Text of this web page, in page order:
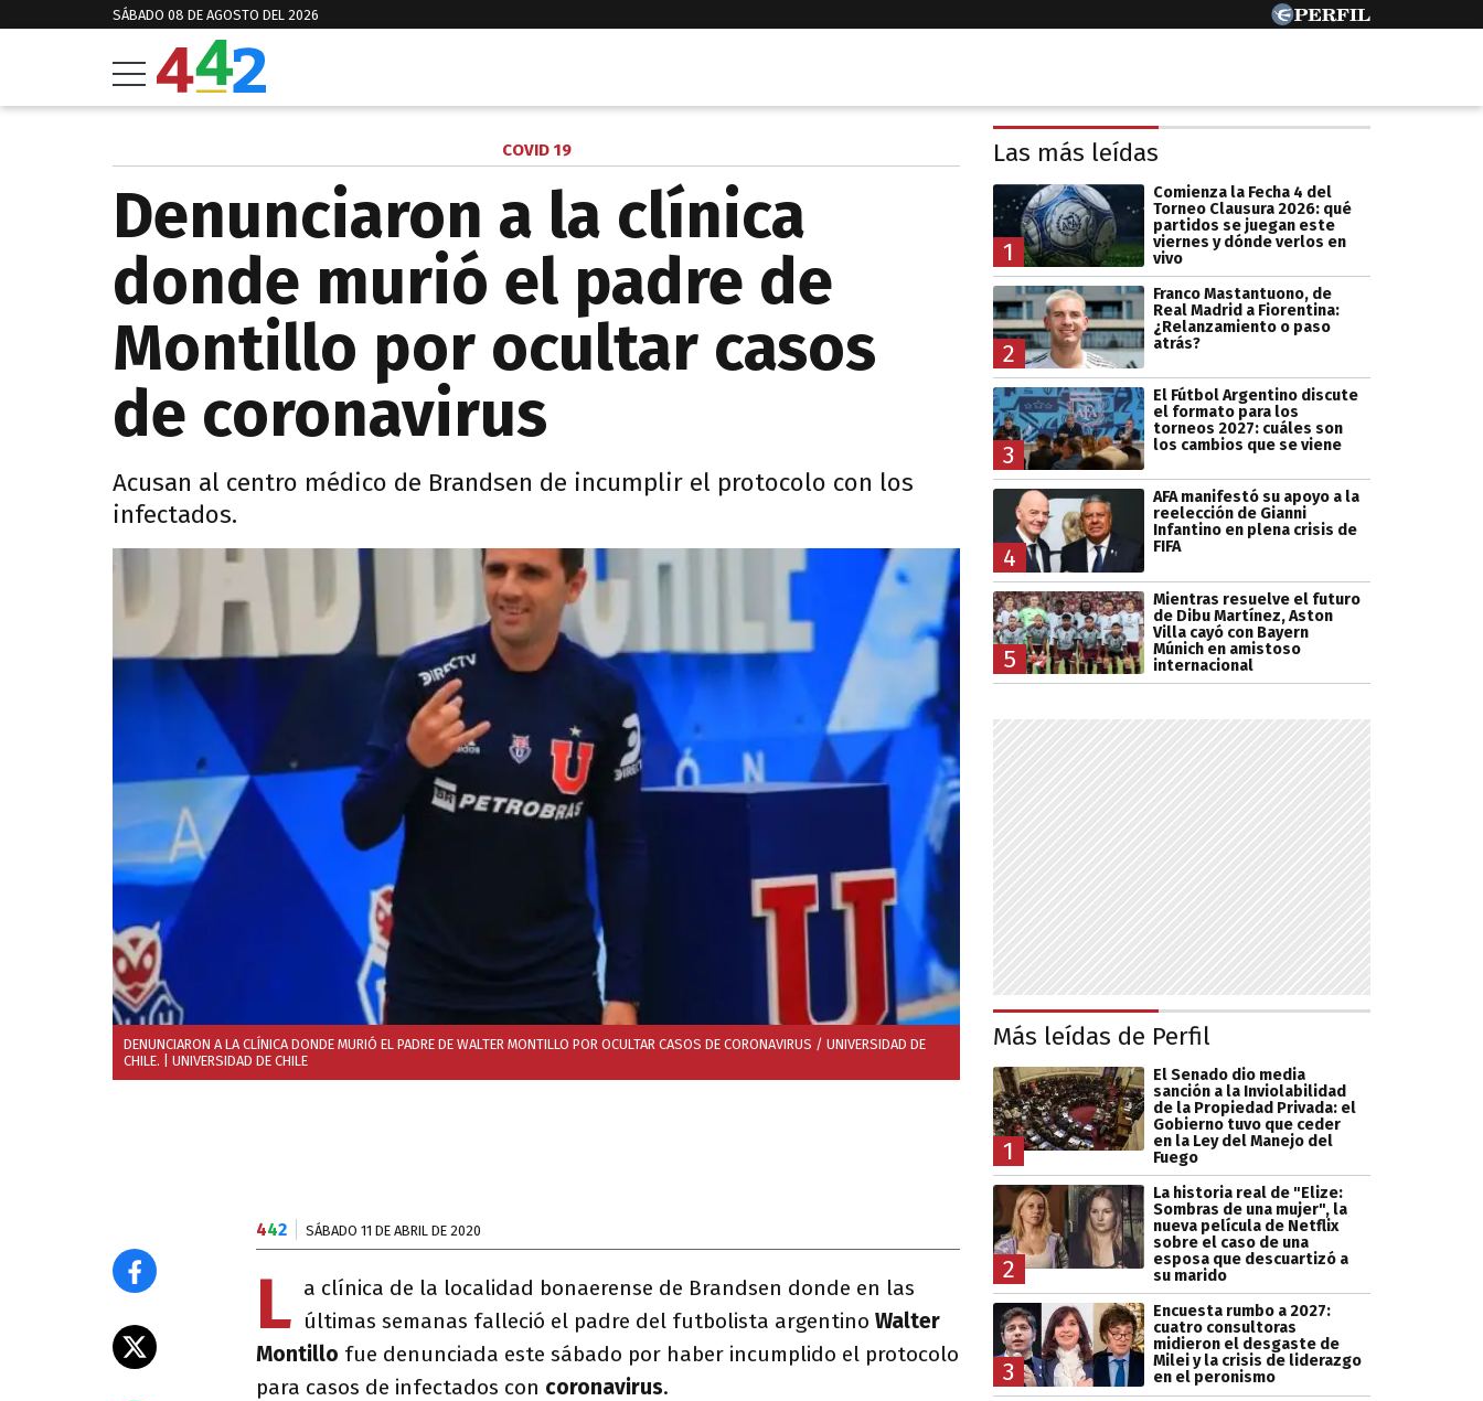
SÁBADO 08 DE AGOSTO DEL 2026
COVID 19
Denunciaron a la clínica
donde murió el padre de
Montillo por ocultar casos
de coronavirus
Acusan al centro médico de Brandsen de incumplir el protocolo con los
infectados.
DENUNCIARON A LA CLÍNICA DONDE MURIÓ EL PADRE DE WALTER MONTILLO POR OCULTAR CASOS DE CORONAVIRUS / UNIVERSIDAD DE
CHILE. | UNIVERSIDAD DE CHILE
442 SÁBADO 11 DE ABRIL DE 2020
L a clínica de la localidad bonaerense de Brandsen donde en las
últimas semanas falleció el padre del futbolista argentino Walter
Montillo fue denunciada este sábado por haber incumplido el protocolo
para casos de infectados con coronavirus.
Las más leídas
1
Comienza la Fecha 4 del
Torneo Clausura 2026: qué
partidos se juegan este
viernes y dónde verlos en
vivo
2
Franco Mastantuono, de
Real Madrid a Fiorentina:
¿Relanzamiento o paso
atrás?
3
El Fútbol Argentino discute
el formato para los
torneos 2027: cuáles son
los cambios que se viene
4
AFA manifestó su apoyo a la
reelección de Gianni
Infantino en plena crisis de
FIFA
5
Mientras resuelve el futuro
de Dibu Martínez, Aston
Villa cayó con Bayern
Múnich en amistoso
internacional
Más leídas de Perfil
1
El Senado dio media
sanción a la Inviolabilidad
de la Propiedad Privada: el
Gobierno tuvo que ceder
en la Ley del Manejo del
Fuego
2
La historia real de "Elize:
Sombras de una mujer", la
nueva película de Netflix
sobre el caso de una
esposa que descuartizó a
su marido
3
Encuesta rumbo a 2027:
cuatro consultoras
midieron el desgaste de
Milei y la crisis de liderazgo
en el peronismo